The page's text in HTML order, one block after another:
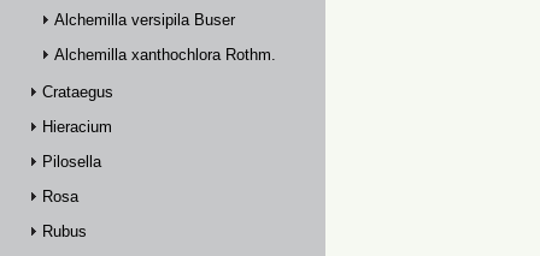
Alchemilla versipila Buser
Alchemilla xanthochlora Rothm.
Crataegus
Hieracium
Pilosella
Rosa
Rubus